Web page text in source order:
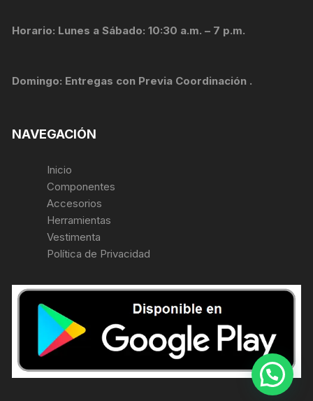
Horario: Lunes a Sábado: 10:30 a.m. – 7 p.m.
Domingo: Entregas con Previa Coordinación .
NAVEGACIÓN
Inicio
Componentes
Accesorios
Herramientas
Vestimenta
Política de Privacidad